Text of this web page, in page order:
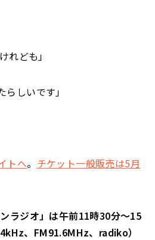
れども」
らしいです」
トへ。 チケット一般販売は5月
ラジオ」は午前11時30分～15
、FM91.6MHz、radiko）